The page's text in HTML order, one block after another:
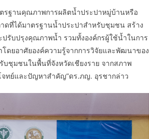
รฐานคุณภาพการผลิตน้ำประปาหมู่บ้านหรือ
ดที่ได้มาตรฐานน้ำประปาสำหรับชุมชน สร้าง
รับปรุงคุณภาพน้ำ รวมทั้งองค์กรผู้ใช้น้ำในการ
ยอาศัยองค์ความรู้จากการวิจัยและพัฒนาของ
ชุมชนในพื้นที่จังหวัดเชียงราย จากสภาพ
ทย์และปัญหาสำคัญ”ดร.ภญ. อุรชากล่าว